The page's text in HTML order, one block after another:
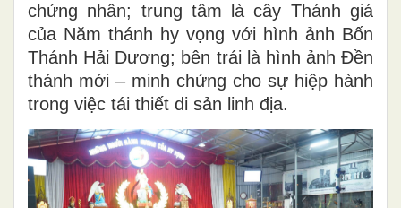
chứng nhân; trung tâm là cây Thánh giá
của Năm thánh hy vọng với hình ảnh Bốn
Thánh Hải Dương; bên trái là hình ảnh Đền
thánh mới – minh chứng cho sự hiệp hành
trong việc tái thiết di sản linh địa.